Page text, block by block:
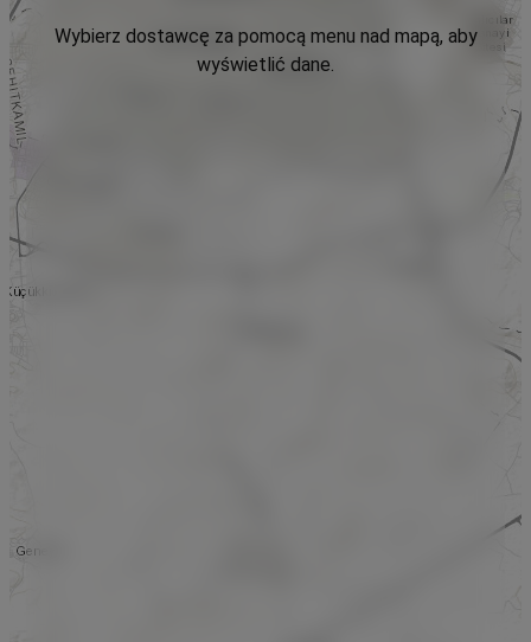
Wybierz dostawcę za pomocą menu nad mapą, aby
wyświetlić dane.